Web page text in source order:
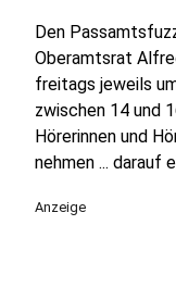
Den
Oberamtsrat
freitags jeweils
zwischen 14 und
Hörerinnen und
nehmen ... darauf
Anzeige